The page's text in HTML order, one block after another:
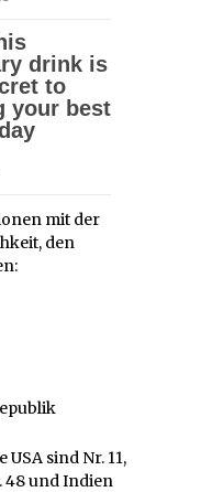
mit der
den
sind Nr. 11,
48 und Indien